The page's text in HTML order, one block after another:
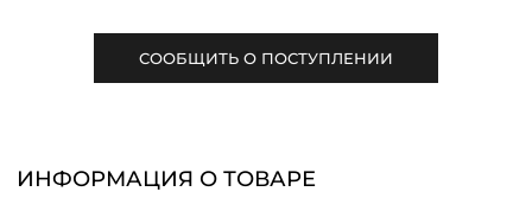
ТАБЛИЦА РАЗМЕРОВ
СООБЩИТЬ О ПОСТУПЛЕНИИ
ИНФОРМАЦИЯ О ТОВАРЕ